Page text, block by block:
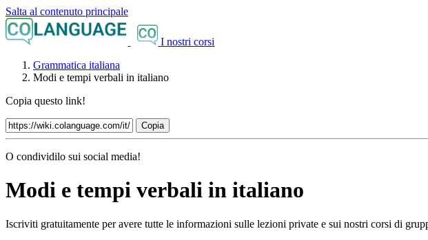
Salta al contenuto principale
I nostri corsi
Grammatica italiana
Modi e tempi verbali in italiano
Copia questo link!
Copia
O condividilo sui social media!
Modi e tempi verbali in italiano
Iscriviti gratuitamente per avere tutte le informazioni sulle lezioni private e sui nostri corsi di